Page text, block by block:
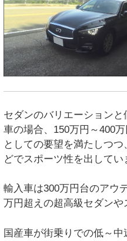
セダンのバリエーション
車の場合、150万円～400
としての要望を満たしつ
どでスポーツ性を出してい
輸入車は300万円台のアウ
万円超えの超高級セダンや
国産車が街乗りでの低～